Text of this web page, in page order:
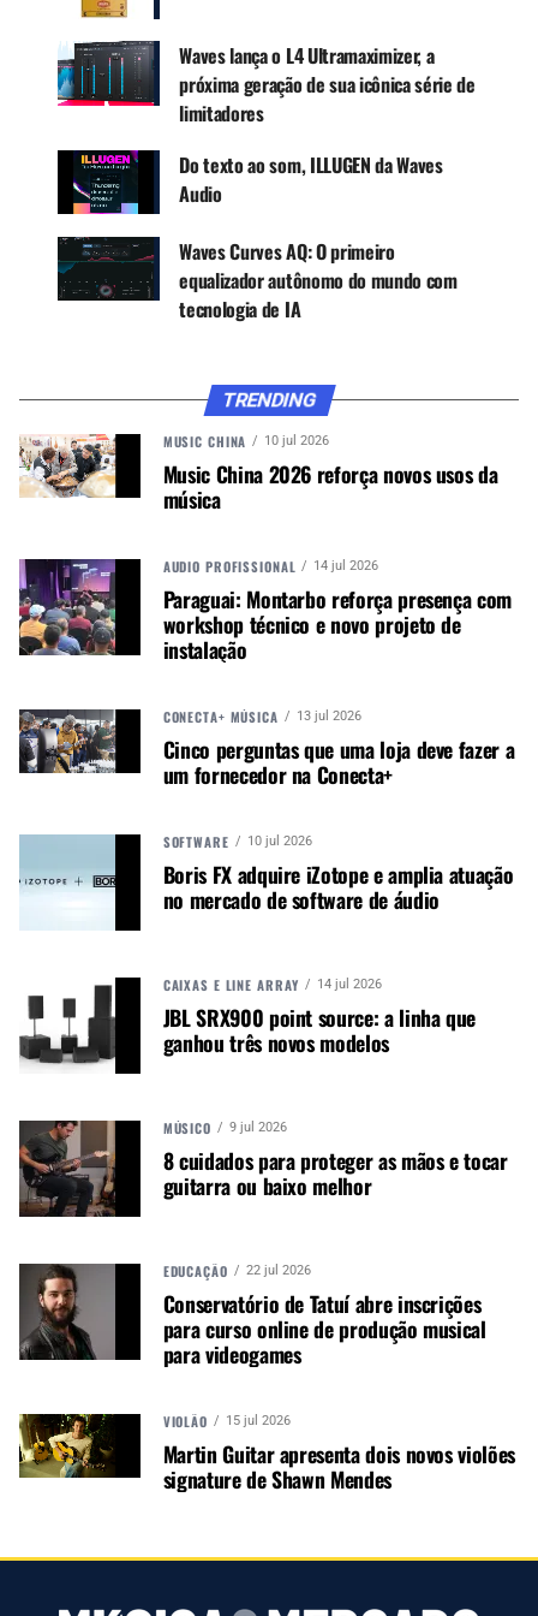
Canal WhatsApp
O Editor de sessão LV1 tem exatamente a mesma
interface que a versão principal do mixer de
software LV1, portanto, mover uma sessão entre
Editor, salvá-la novamente e recarregá-la no
mixer principal. Se você já possui predefinições,
pode incorporá-las à sua sessão offline.
Agora, você pode configurar todos os itens a
Atribuir e configurar dispositivos de E/S off-line e
painéis de controle de E/S
Definir todas as preferências do mixer, camadas
personalizadas, etc.
dispositivos e grupos de atraso
Configurar racks de plugins; configurar e salvar
parâmetros do plugin
Salvar todas as cenas e senhas atribuídas pelo
usuário
Música &amp; Mercado é uma
publicação empenhada em
promover e divulgar o mercado e
iluminação e instrumentos
musicais. Nós amamos o que
fazemos.
A MÚSICA & MERCADO ESTÁ NO WHATSAPP!
Noticias que ajudam seu trabalho com a música.
Acesse o Canal de WhatsApp
TÓPICOS RELACIONADOS:
SOFTWARE WAVES AUDIO
Waves lança o L4 Ultramaximizer, a
próxima geração de sua icônica série de
limitadores
Do texto ao som, ILLUGEN da Waves
Audio
Waves Curves AQ: O primeiro
equalizador autônomo do mundo com
tecnologia de IA
TRENDING
MUSIC CHINA 10 jul 2026
Music China 2026 reforça novos usos da
música
AUDIO PROFISSIONAL 14 jul 2026
Paraguai: Montarbo reforça presença com
workshop técnico e novo projeto de
instalação
CONECTA+ MÚSICA 13 jul 2026
Cinco perguntas que uma loja deve fazer a
um fornecedor na Conecta+
SOFTWARE 10 jul 2026
Boris FX adquire iZotope e amplia atuação
no mercado de software de áudio
CAIXAS E LINE ARRAY 14 jul 2026
JBL SRX900 point source: a linha que
ganhou três novos modelos
MÚSICO 9 jul 2026
8 cuidados para proteger as mãos e tocar
guitarra ou baixo melhor
EDUCAÇÃO 22 jul 2026
Conservatório de Tatuí abre inscrições
para curso online de produção musical
para videogames
VIOLÃO 15 jul 2026
Martin Guitar apresenta dois novos violões
signature de Shawn Mendes